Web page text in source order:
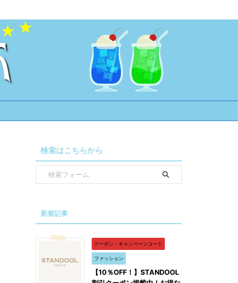
検索はこちらから
新着記事
クーポン・キャンペーンコード
ファッション
【10％OFF！】STANDOOL